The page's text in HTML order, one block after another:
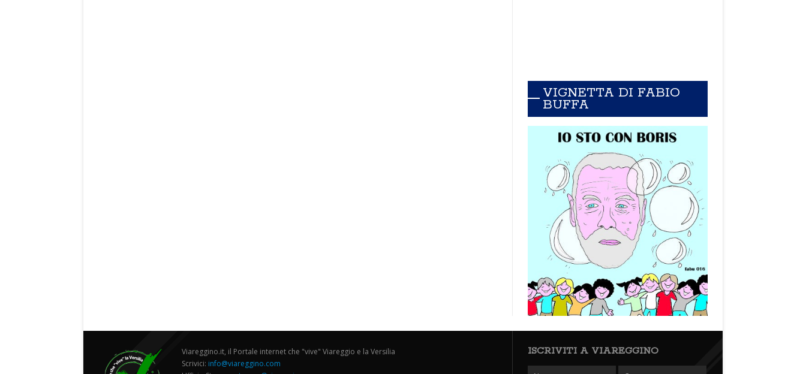
VIGNETTA DI FABIO
BUFFA
Viareggino.it, il Portale internet che "vive" Viareggio e la Versilia
Scrivici: info@viareggino.com
ISCRIVITI A VIAREGGINO